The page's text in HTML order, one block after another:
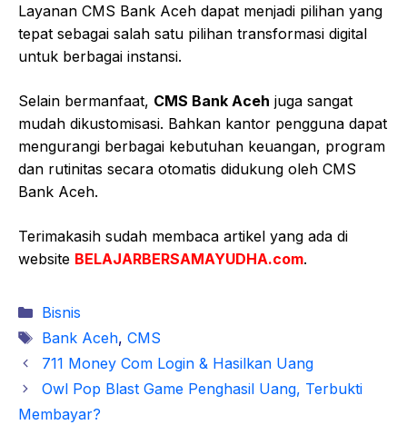
Layanan CMS Bank Aceh dapat menjadi pilihan yang
tepat sebagai salah satu pilihan transformasi digital
untuk berbagai instansi.
Selain bermanfaat, CMS Bank Aceh juga sangat
mudah dikustomisasi. Bahkan kantor pengguna dapat
mengurangi berbagai kebutuhan keuangan, program
dan rutinitas secara otomatis didukung oleh CMS
Bank Aceh.
Terimakasih sudah membaca artikel yang ada di
website BELAJARBERSAMAYUDHA.com.
Kategori
Bisnis
Tag
Bank Aceh, CMS
711 Money Com Login & Hasilkan Uang
Owl Pop Blast Game Penghasil Uang, Terbukti
Membayar?